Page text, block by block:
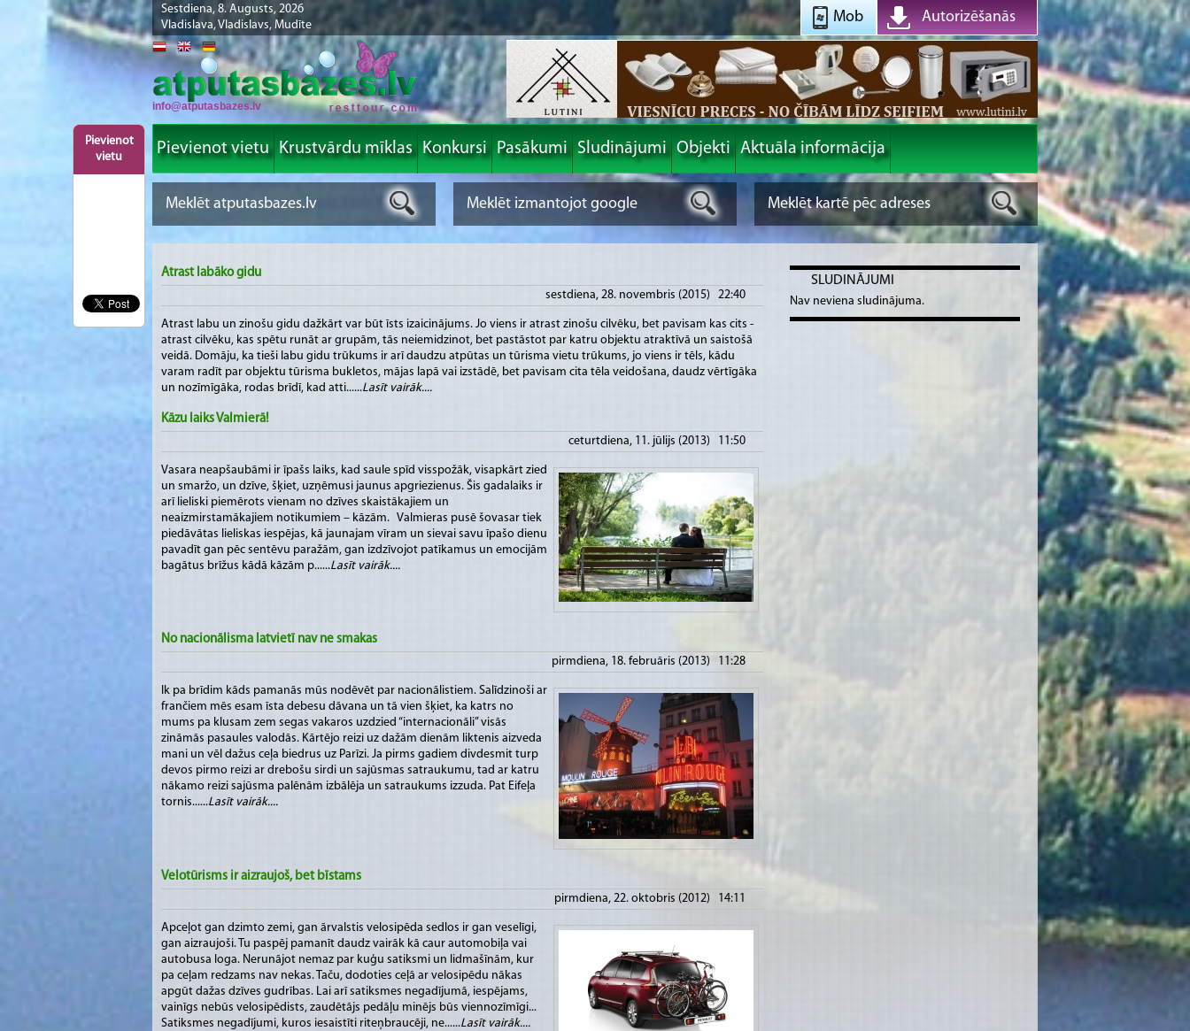
Sestdiena, 8. Augusts, 2026
Vladislava, Vladislavs, Mudīte
Autorizēšanās
Mob
Pievienot
vietu
info@atputasbazes.lv
Pievienot vietu Krustvārdu mīklas Konkursi Pasākumi Sludinājumi Objekti Aktuāla informācija
Atrast labāko gidu
sestdiena, 28. novembris (2015) 22:40
Atrast labu un zinošu gidu dažkārt var būt īsts izaicinājums. Jo viens ir atrast zinošu cilvēku, bet pavisam kas cits -
atrast cilvēku, kas spētu runāt ar grupām, tās neiemidzinot, bet pastāstot par katru objektu atraktīvā un saistošā
veidā. Domāju, ka tieši labu gidu trūkums ir arī daudzu atpūtas un tūrisma vietu trūkums, jo viens ir tēls, kādu
varam radīt par objektu tūrisma bukletos, mājas lapā vai izstādē, bet pavisam cita tēla veidošana, daudz vērtīgāka
un nozīmīgāka, rodas brīdī, kad atti......Lasīt vairāk....
Kāzu laiks Valmierā!
ceturtdiena, 11. jūlijs (2013) 11:50
Vasara neapšaubāmi ir īpašs laiks, kad saule spīd visspožāk, visapkārt zied
un smaržo, un dzīve, šķiet, uzņēmusi jaunus apgriezienus. Šis gadalaiks ir
arī lieliski piemērots vienam no dzīves skaistākajiem un
neaizmirstamākajiem notikumiem – kāzām. Valmieras pusē šovasar tiek
piedāvātas lieliskas iespējas, kā jaunajam vīram un sievai savu īpašo dienu
pavadīt gan pēc sentēvu paražām, gan izdzīvojot patīkamus un emocijām
bagātus brīžus kādā kāzām p......Lasīt vairāk....
No nacionālisma latvietī nav ne smakas
pirmdiena, 18. februāris (2013) 11:28
Ik pa brīdim kāds pamanās mūs nodēvēt par nacionālistiem. Salīdzinoši ar
frančiem mēs esam īsta debesu dāvana un tā vien šķiet, ka katrs no
mums pa klusam zem segas vakaros uzdzied “internacionāli” visās
zināmās pasaules valodās. Kārtējo reizi uz dažām dienām liktenis aizveda
mani un vēl dažus ceļa biedrus uz Parīzi. Ja pirms gadiem divdesmit turp
devos pirmo reizi ar drebošu sirdi un sajūsmas satraukumu, tad ar katru
nākamo reizi sajūsma palēnām izbālēja un satraukums izzuda. Pat Eifeļa
tornis......Lasīt vairāk....
Velotūrisms ir aizraujoš, bet bīstams
pirmdiena, 22. oktobris (2012) 14:11
Apceļot gan dzimto zemi, gan ārvalstis velosipēda sedlos ir gan veselīgi,
gan aizraujoši. Tu paspēj pamanīt daudz vairāk kā caur automobiļa vai
autobusa loga. Nerunājot nemaz par kuģu satiksmi un lidmašīnām, kur
pa ceļam redzams nav nekas. Taču, dodoties ceļā ar velosipēdu nākas
apgūt dažas dzīves gudrības. Lai arī satiksmes negadījumā, iespējams,
vainīgs nebūs velosipēdists, zaudētājs pedāļu minējs būs viennozīmīgi...
Satiksmes negadījumi, kuros iesaistīti riteņbraucēji, ne......Lasīt vairāk....
SLUDINĀJUMI
Nav neviena sludinājuma.